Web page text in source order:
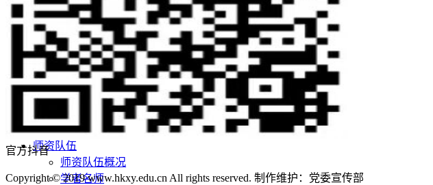
名誉校长
学校顾问
校徽校训
学校荣誉
校园风景
机构设置
管理机构
师资队伍
师资队伍概况
学者名师
官方抖音
Copyright © 2019 www.hkxy.edu.cn All rights reserved. 制作维护：党委宣传部